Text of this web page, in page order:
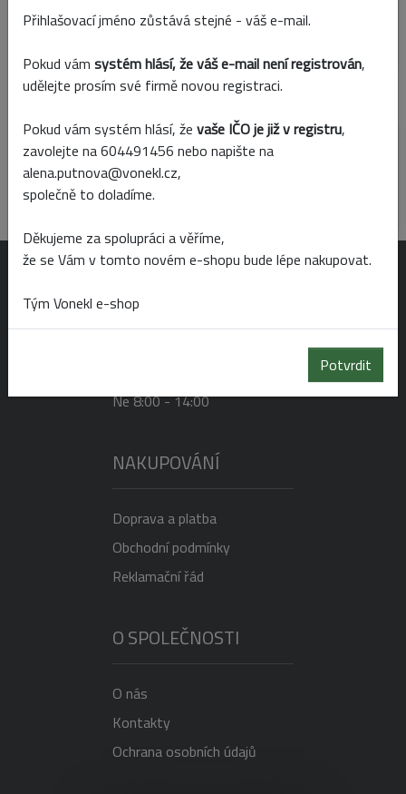
Barva
bílá
Ne 8:00 - 14:00
NAKUPOVÁNÍ
Doprava a platba
Obchodní podmínky
Reklamační řád
O SPOLEČNOSTI
O nás
Kontakty
Ochrana osobních údajů
Přihlašovací jméno zůstává stejné - váš e-mail.
Pokud vám systém hlásí, že váš e-mail není registrován,
udělejte prosím své firmě novou registraci.
Pokud vám systém hlásí, že vaše IČO je již v registru,
zavolejte na 604491456 nebo napište na
alena.putnova@vonekl.cz,
společně to doladíme.
Děkujeme za spolupráci a věříme,
že se Vám v tomto novém e-shopu bude lépe nakupovat.
Tým Vonekl e-shop
Potvrdit